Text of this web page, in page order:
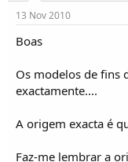
13 Nov 2010
Boas
Os modelos de fins
exactamente....
A origem exacta é
Faz-me lembrar a